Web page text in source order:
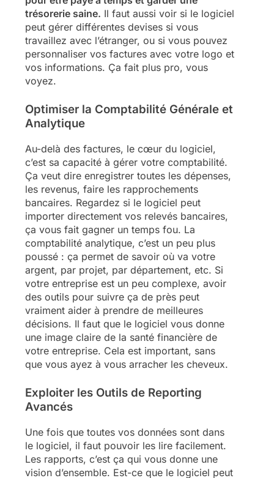
trésorerie saine. Il faut aussi voir si le logiciel
peut gérer différentes devises si vous
travaillez avec l’étranger, ou si vous pouvez
personnaliser vos factures avec votre logo et
vos informations. Ça fait plus pro, vous
voyez.
Optimiser la Comptabilité Générale et
Analytique
Au-delà des factures, le cœur du logiciel,
c’est sa capacité à gérer votre comptabilité.
Ça veut dire enregistrer toutes les dépenses,
les revenus, faire les rapprochements
bancaires. Regardez si le logiciel peut
importer directement vos relevés bancaires,
ça vous fait gagner un temps fou. La
comptabilité analytique, c’est un peu plus
poussé : ça permet de savoir où va votre
argent, par projet, par département, etc. Si
votre entreprise est un peu complexe, avoir
des outils pour suivre ça de près peut
vraiment aider à prendre de meilleures
décisions. Il faut que le logiciel vous donne
une image claire de la santé financière de
votre entreprise. Cela est important, sans
que vous ayez à vous arracher les cheveux.
Exploiter les Outils de Reporting
Avancés
Une fois que toutes vos données sont dans
le logiciel, il faut pouvoir les lire facilement.
Les rapports, c’est ça qui vous donne une
vision d’ensemble. Est-ce que le logiciel peut